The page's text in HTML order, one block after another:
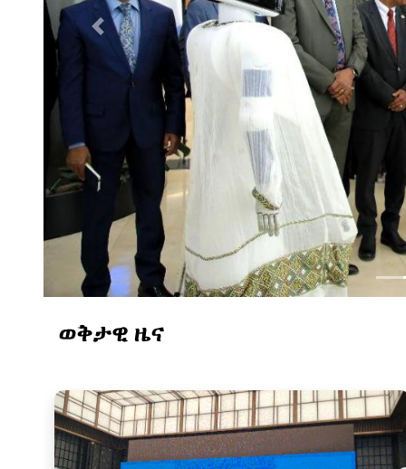
Previous
ወቅታዊ ዜና